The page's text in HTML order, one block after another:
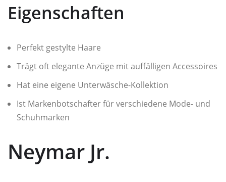
Eigenschaften
Perfekt gestylte Haare
Trägt oft elegante Anzüge mit auffälligen Accessoires
Hat eine eigene Unterwäsche-Kollektion
Ist Markenbotschafter für verschiedene Mode- und
Schuhmarken
Neymar Jr.